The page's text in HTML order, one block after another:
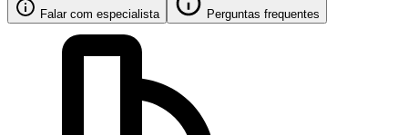
Falar com especialista Perguntas frequentes